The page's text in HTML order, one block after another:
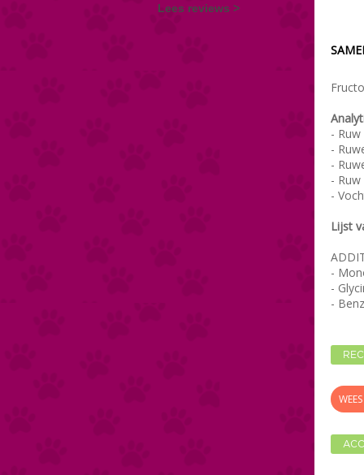
Lees reviews >
-
-
-
-
-
Lijst
-
-
-